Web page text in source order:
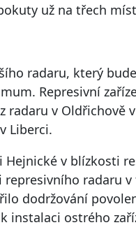
už na třech
radaru, který
Represivní
v Oldřichově
Liberci.
v blízkosti
represivního radaru
dodržování
instalaci ostrého